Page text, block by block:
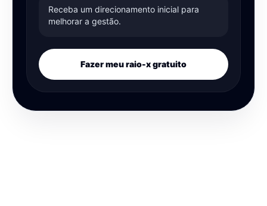
Receba um direcionamento inicial para
melhorar a gestão.
Fazer meu raio-x gratuito